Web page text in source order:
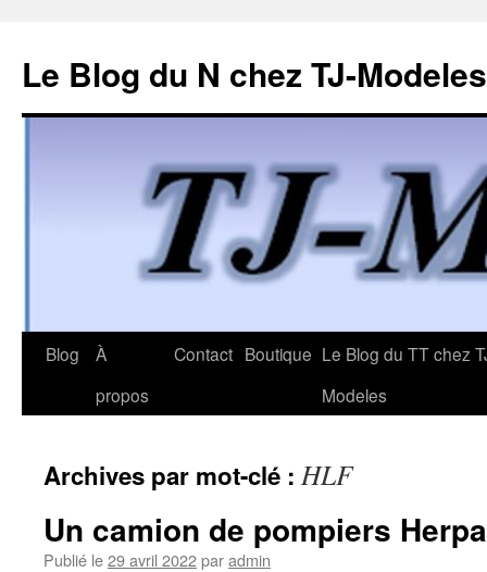
Le Blog du N chez TJ-Modeles
Aller
Blog
À
propos
Contact Boutique Le Blog du TT chez
Modeles
Archives par mot-clé : HLF
Un camion de pompiers Herpa
Publié le29 avril 2022paradmin